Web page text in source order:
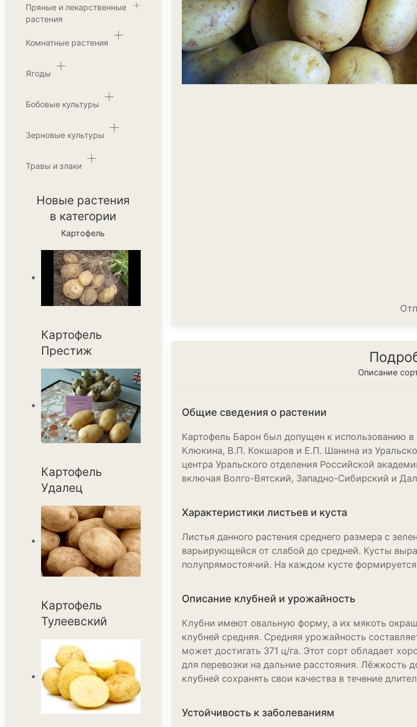
Астра
Пряные и лекарственные
растения
Комнатные растения
Ягоды
Бобовые культуры
Зерновые культуры
Травы и злаки
Новые растения
в категории
Картофель
Картофель
Престиж
Картофель
Удалец
Картофель
Тулеевский
Описание
Общие сведения о растении
Картофель Барон был допущен к использованию
Клюкина, В.П. Кокшаров и Е.П. Шанина из
центра Уральского отделения Российской
включая Волго-Вятский, Западно-Сибирский и
Характеристики листьев и куста
Листья данного растения среднего размера с
варьирующейся от слабой до средней. Кусты
полупрямостоячий. На каждом кусте
Описание клубней и урожайность
Клубни имеют овальную форму, а их мякоть
клубней средняя. Средняя урожайность
может достигать 371 ц/га. Этот сорт обладает
для перевозки на дальние расстояния. Лёжкость
клубней сохранять свои качества в течение
Устойчивость к заболеваниям